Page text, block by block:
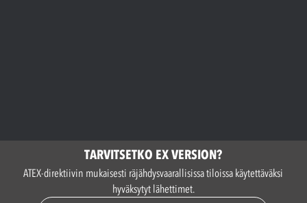
TARVITSETKO EX VERSION?
ATEX-direktiivin mukaisesti räjähdysvaarallisissa tiloissa käytettäväksi
hyväksytyt lähettimet.